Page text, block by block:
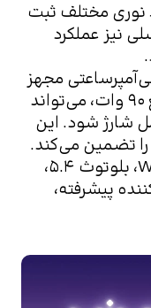
تضمین می‌کند.